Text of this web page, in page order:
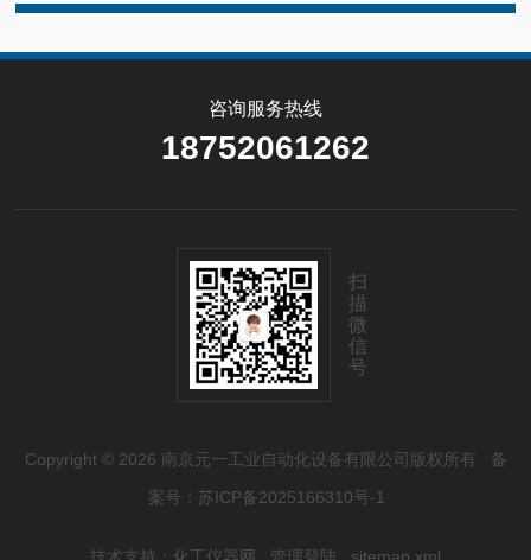
咨询服务热线
18752061262
扫
描
微
信
号
Copyright © 2026 南京元一工业自动化设备有限公司版权所有 备
案号：苏ICP备2025166310号-1